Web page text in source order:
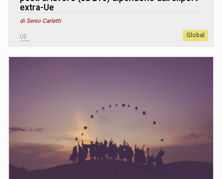
extra-Ue
di Senio Carletti
UE Global